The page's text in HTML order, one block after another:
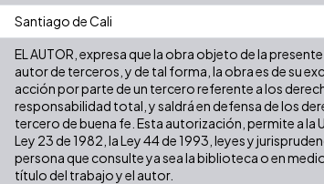
Santiago de Cali
EL AUTOR, expresa que la obra objeto de la
autor de terceros, y de tal forma, la obra es de su
acción por parte de un tercero referente a los
responsabilidad total, y saldrá en defensa de los
tercero de buena fe. Esta autorización, permite a la
Ley 23 de 1982, la Ley 44 de 1993, leyes y
persona que consulte ya sea la biblioteca o en
título del trabajo y el autor.